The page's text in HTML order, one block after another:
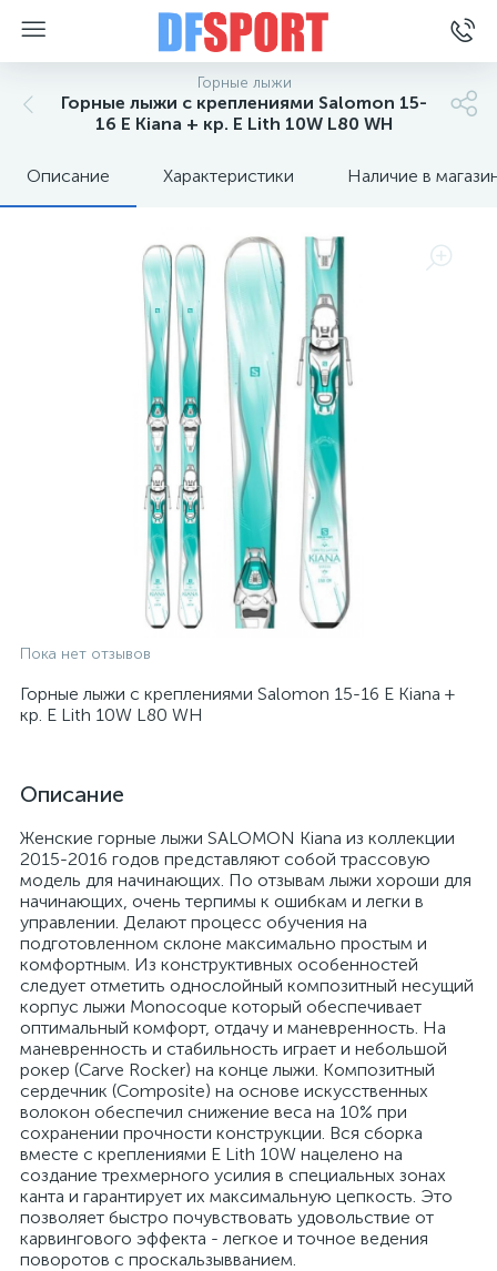
Горные лыжи
Горные лыжи с креплениями Salomon 15-
16 E Kiana + кр. E Lith 10W L80 WH
Описание Характеристики Наличие в
Пока нет отзывов
Горные лыжи с креплениями Salomon 15-16 E Kiana +
кр. E Lith 10W L80 WH
Описание
Женские горные лыжи SALOMON Kiana из коллекции
2015-2016 годов представляют собой трассовую
модель для начинающих. По отзывам лыжи хороши для
начинающих, очень терпимы к ошибкам и легки в
управлении. Делают процесс обучения на
подготовленном склоне максимально простым и
комфортным. Из конструктивных особенностей
следует отметить однослойный композитный несущий
корпус лыжи Monocoque который обеспечивает
оптимальный комфорт, отдачу и маневренность. На
маневренность и стабильность играет и небольшой
рокер (Carve Rocker) на конце лыжи. Композитный
сердечник (Composite) на основе искусственных
волокон обеспечил снижение веса на 10% при
сохранении прочности конструкции. Вся сборка
вместе с креплениями E Lith 10W нацелено на
создание трехмерного усилия в специальных зонах
канта и гарантирует их максимальную цепкость. Это
позволяет быстро почувствовать удовольствие от
карвингового эффекта - легкое и точное ведения
поворотов с проскальзывванием.